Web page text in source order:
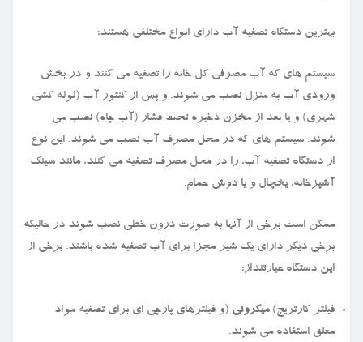
بهترین دستگاه تصفیه آب دارای انواع مختلفی هستند:
سیستم های که آب مصرفی کل خانه را تصفیه می کنند و در بخش
ورودی آب به منزل نصب می شوند. و پس از کنتور آب (لوله کشی
شهری) و یا بعد از مخزن ذخیره تحت فشار (آب چاه) نصب می
شوند. سیستم های که در محل مصرف آب نصب می شوند. این نوع
از دستگاه تصفیه آب، را در محل مصرف تصفیه می کنند، مانند سینک
آشپزخانه، یخچال و یا دوش حمام.
ممکن است برخی از آنها به صورت درون خطی نصب شوند در حالیکه
برخی دیگر دارای یک شیر مجزا برای آب تصفیه شده باشند. برخی از
این دستگاه عبارتنداز:
فیلتر کارتریج(میکرونی )و فیلترهای پارچی ای برای تصفیه مواد
معلق استفاده می شوند.